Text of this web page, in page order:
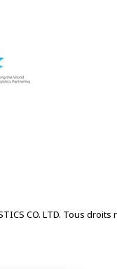
CO. LTD. Tous droits